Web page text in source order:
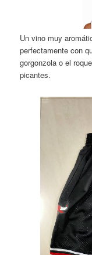
Un vino muy
perfectamente con
gorgonzola o el
picantes.